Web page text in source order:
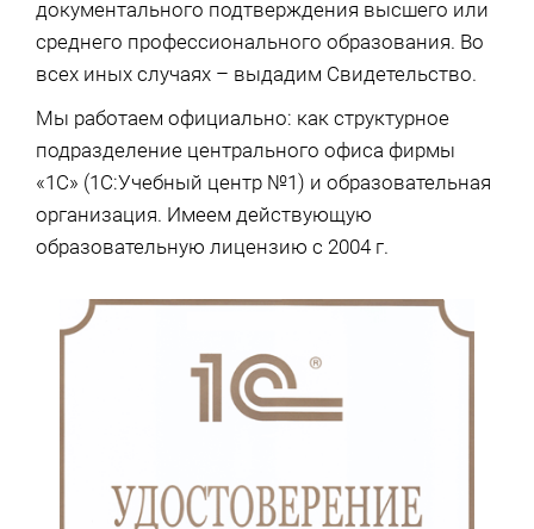
документального подтверждения высшего или
среднего профессионального образования. Во
всех иных случаях – выдадим Свидетельство.
Мы работаем официально: как структурное
подразделение центрального офиса фирмы
«1С» (1С:Учебный центр №1) и образовательная
организация. Имеем действующую
образовательную лицензию с 2004 г.